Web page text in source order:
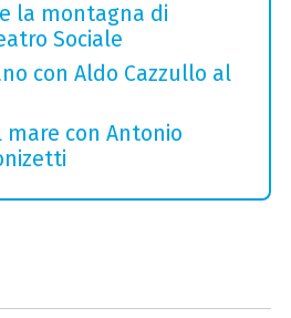
la montagna di
Sociale
con Aldo Cazzullo al
con Antonio